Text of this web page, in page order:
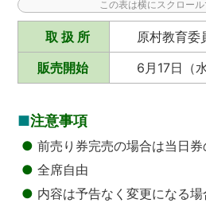
取 扱 所
原村教育委
販売開始
6月17日（
■注意事項
● 前売り券完売の場合は当日
● 全席自由
● 内容は予告なく変更になる